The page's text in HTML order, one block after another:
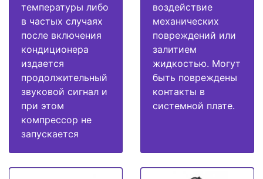
температуры либо
в частых случаях
после включения
кондиционера
издается
продолжительный
звуковой сигнал и
при этом
компрессор не
запускается
воздействие
механических
повреждений или
залитием
жидкостью. Могут
быть повреждены
контакты в
системной плате.